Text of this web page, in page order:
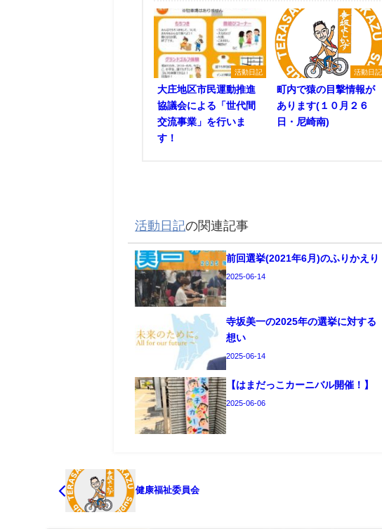
活動日記
大庄地区市民運動推進
協議会による「世代間
交流事業」を行いま
す！
活動日記
町内で猿の目撃情報が
あります(１０月２６
日・尼崎南)
活動日記の関連記事
前回選挙(2021年6月)のふりかえり
2025-06-14
寺坂美一の2025年の選挙に対する
想い
2025-06-14
【はまだっこカーニバル開催！】
2025-06-06
健康福祉委員会